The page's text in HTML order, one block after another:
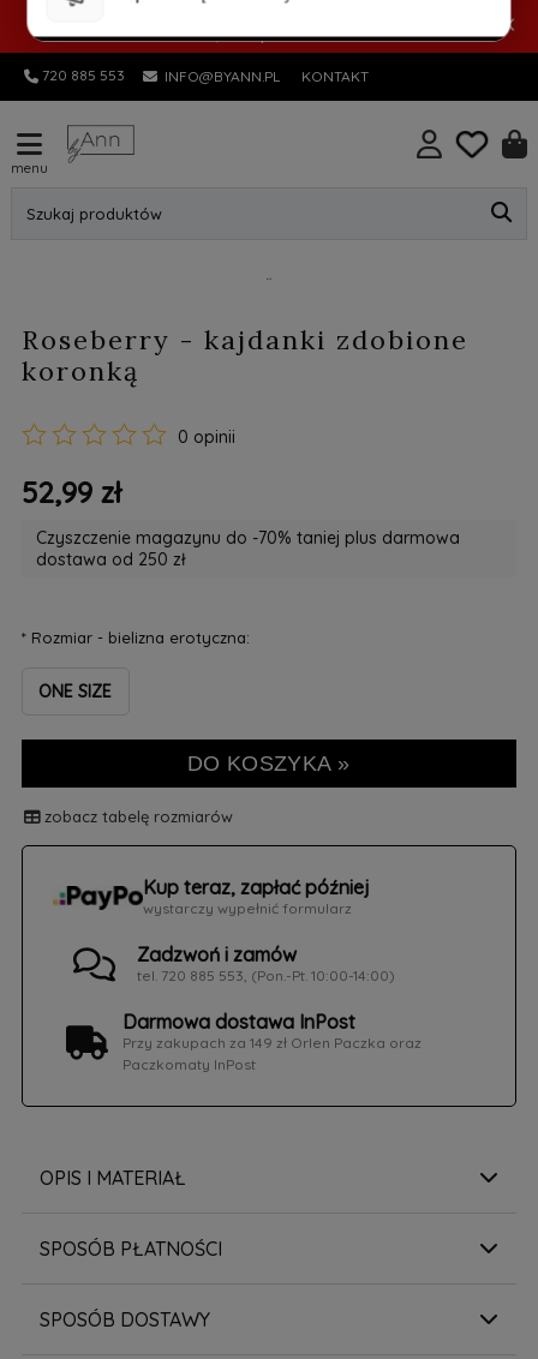
Automat 5,99 zł | GRATIS od 149 zł
×
720 885 553 INFO@BYANN.PL KONTAKT
menu
Szukaj produktów
Roseberry - kajdanki zdobione
koronką
0 opinii
52,99 zł
Czyszczenie magazynu do -70% taniej plus darmowa
dostawa od 250 zł
*Rozmiar - bielizna erotyczna:
ONE SIZE
DO KOSZYKA »
zobacz tabelę rozmiarów
Kup teraz, zapłać później
wystarczy wypełnić formularz
Zadzwoń i zamów
tel. 720 885 553, (Pon.-Pt. 10:00-14:00)
Darmowa dostawa InPost
Przy zakupach za 149 zł Orlen Paczka oraz
Paczkomaty InPost
OPIS I MATERIAŁ
SPOSÓB PŁATNOŚCI
SPOSÓB DOSTAWY